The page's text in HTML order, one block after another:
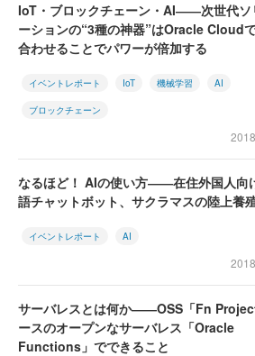
IoT・ブロックチェーン・AI――次世代ソ
ーションの“3種の神器”はOracle Cloud
合わせることでパワーが倍加する
イベントレポート IoT 機械学習 AI
ブロックチェーン
なるほど！ AIの使い方――在住外国人向
語チャットボット、サクラマスの陸上養
イベントレポート AI
サーバレスとは何か――OSS「Fn
ースのオープンなサーバレス「Oracle
Functions」でできること